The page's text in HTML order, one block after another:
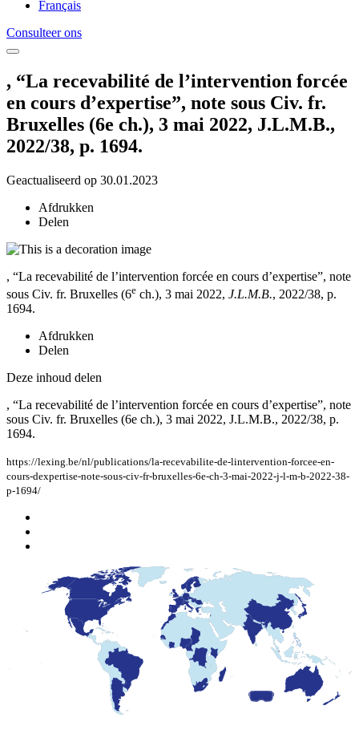
Français
Consulteer ons
, “La recevabilité de l’intervention forcée
en cours d’expertise”, note sous Civ. fr.
Bruxelles (6e ch.), 3 mai 2022, J.L.M.B.,
2022/38, p. 1694.
Geactualiseerd op 30.01.2023
Afdrukken
Delen
, “La recevabilité de l’intervention forcée en cours d’expertise”, note
sous Civ. fr. Bruxelles (6e ch.), 3 mai 2022, J.L.M.B., 2022/38, p.
1694.
Afdrukken
Delen
Deze inhoud delen
, “La recevabilité de l’intervention forcée en cours d’expertise”, note
sous Civ. fr. Bruxelles (6e ch.), 3 mai 2022, J.L.M.B., 2022/38, p.
1694.
https://lexing.be/nl/publications/la-recevabilite-de-lintervention-forcee-en-
cours-dexpertise-note-sous-civ-fr-bruxelles-6e-ch-3-mai-2022-j-l-m-b-2022-38-
p-1694/